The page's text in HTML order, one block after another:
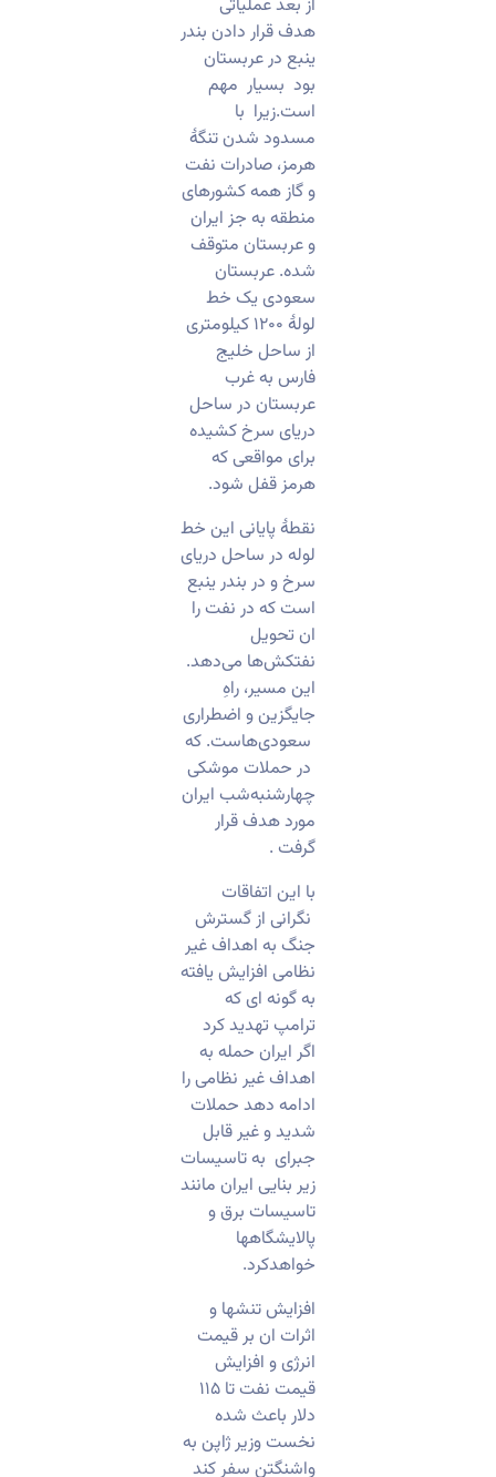
از بعد عملیاتی
هدف قرار دادن بندر
ینبع در عربستان
بود بسیار مهم
است.زیرا با
مسدود شدن تنگۀ
هرمز، صادرات نفت
و گاز همه کشورهای
منطقه به جز ایران
و عربستان متوقف
شده. عربستان
سعودی یک خط
لولۀ ۱۲۰۰ کیلومتری
از ساحل خلیج
فارس به غرب
عربستان در ساحل
دریای سرخ کشیده
برای مواقعی که
هرمز قفل شود.
نقطۀ پایانی این خط
لوله در ساحل دریای
سرخ و در بندر ینبع
است که در نفت را
ان تحویل
نفتکش‌ها می‌دهد.
این مسیر، راهِ
جایگزین و اضطراری
سعودی‌هاست. که
در حملات موشکی
چهارشنبه‌شب ایران
مورد هدف قرار
گرفت .
با این اتفاقات
نگرانی از گسترش
جنگ به اهداف غیر
نظامی افزایش یافته
به گونه ای که
ترامپ تهدید کرد
اگر ایران حمله به
اهداف غیر نظامی را
ادامه دهد حملات
شدید و غیر قابل
جبرای به تاسیسات
زیر بنایی ایران مانند
تاسیسات برق و
پالایشگاهها
خواهدکرد.
افزایش تنشها و
اثرات ان بر قیمت
انرژی و افزایش
قیمت نفت تا ۱۱۵
دلار باعث شده
نخست وزیر ژاپن به
واشنگتن سفر کند